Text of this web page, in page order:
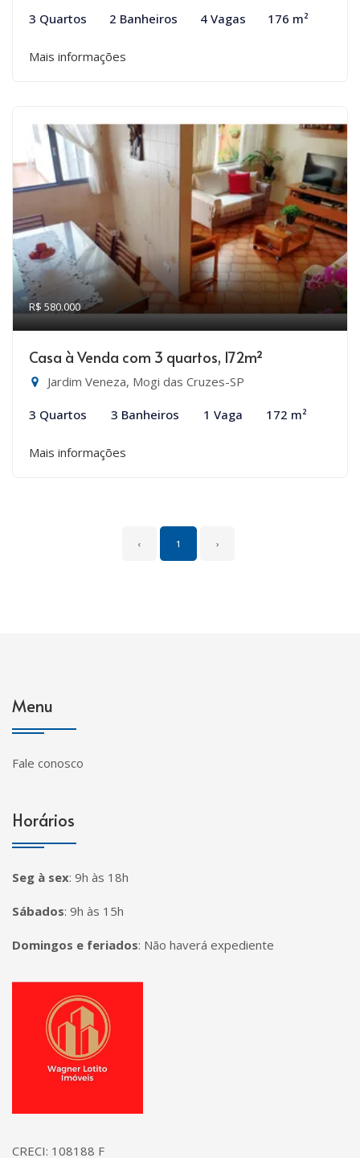
3 Quartos 2 Banheiros 4 Vagas 176 m²
Mais informações
R$ 580.000
Casa à Venda com 3 quartos, 172m²
Jardim Veneza, Mogi das Cruzes-SP
3 Quartos 3 Banheiros 1 Vaga 172 m²
Mais informações
‹ 1 ›
Menu
Fale conosco
Horários
Seg à sex: 9h às 18h
Sábados: 9h às 15h
Domingos e feriados: Não haverá expediente
Página inicial
CRECI: 108188 F